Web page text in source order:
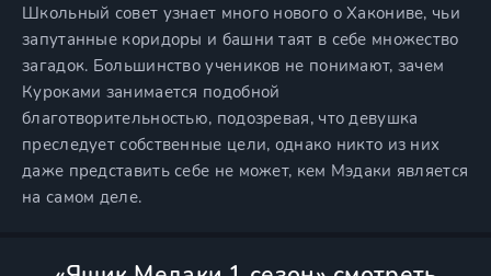
Школьный совет узнает много нового о Хакониве, чьи
запутанные коридоры и башни таят в себе множество
загадок. Большинство учеников не понимают, зачем
Куроками занимается подобной
благотворительностью, подозревая, что девушка
преследует собственные цели, однако никто из них
даже представить себе не может, кем Мэдаки является
на самом деле.